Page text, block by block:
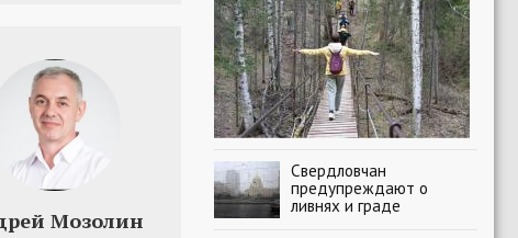
Мозолин
Свердловчан
предупреждают о
ливнях и граде